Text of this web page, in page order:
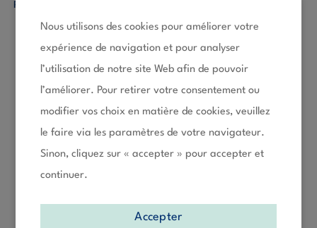
PACK LOGO INTELLIGENCE PAR NUMERIS
Nous utilisons des cookies pour améliorer votre
expérience de navigation et pour analyser
l’utilisation de notre site Web afin de pouvoir
l’améliorer. Pour retirer votre consentement ou
modifier vos choix en matière de cookies, veuillez
le faire via les paramètres de votre navigateur.
Sinon, cliquez sur « accepter » pour accepter et
continuer.
Accepter